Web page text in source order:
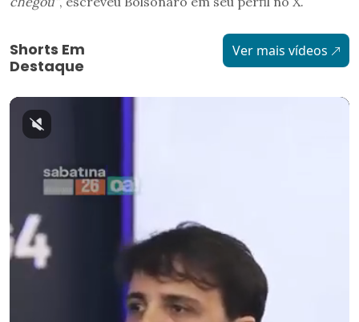
Shorts Em
Destaque
Ver mais vídeos